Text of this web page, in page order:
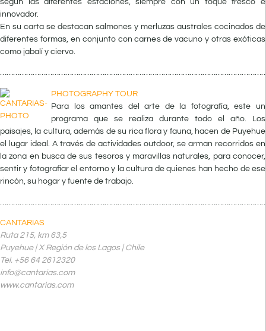
innovador.
En su carta se destacan salmones y merluzas australes cocinados de
diferentes formas, en conjunto con carnes de vacuno y otras exóticas
como jabalí y ciervo.
PHOTOGRAPHY TOUR
Para los amantes del arte de la fotografía, este un
programa que se realiza durante todo el año. Los
paisajes, la cultura, además de su rica flora y fauna, hacen de Puyehue
el lugar ideal. A través de actividades outdoor, se arman recorridos en
la zona en busca de sus tesoros y maravillas naturales, para conocer,
sentir y fotografiar el entorno y la cultura de quienes han hecho de ese
rincón, su hogar y fuente de trabajo.
CANTARIAS
Ruta 215, km 63,5
Puyehue | X Región de los Lagos | Chile
Tel. +56 64 2612320
info@cantarias.com
www.cantarias.com